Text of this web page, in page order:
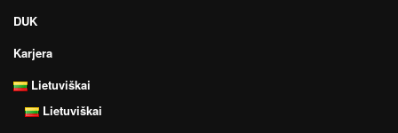
DUK
Karjera
Lietuviškai
Lietuviškai